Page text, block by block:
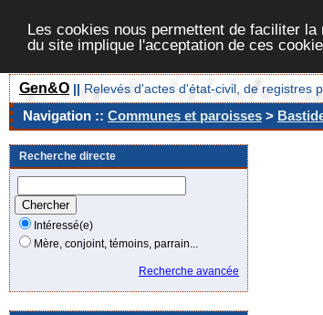
Les cookies nous permettent de faciliter
du site implique l'acceptation de ces
Gen&O || Relevés d'actes d'état-civil, de registres
Navigation :: Communes et paroisses >
Recherche directe
Intéressé(e)
Mère, conjoint, témoins, parrain...
Recherche avancée